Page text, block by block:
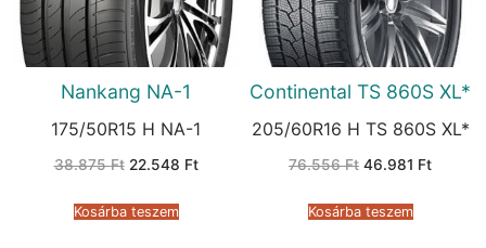
Nankang NA-1
175/50R15 H NA-1
38.875Ft Original
38.875 Ft.
22.548 FtCurrent
Kosárba teszem
Continental TS 860S XL*
205/60R16 H TS 860S XL*
76.556Ft Original
76.556 Ft.
46.981 FtCurrent
Kosárba teszem